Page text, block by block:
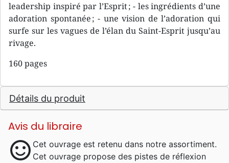
leadership inspiré par l’Esprit ; - les ingrédients d’une
adoration spontanée ; - une vision de l’adoration qui
surfe sur les vagues de l’élan du Saint-Esprit jusqu’au
rivage.
160 pages
Détails du produit
Avis du libraire
sentiment_satisfied Cet ouvrage est retenu dans notre assortiment.
Cet ouvrage propose des pistes de réflexion